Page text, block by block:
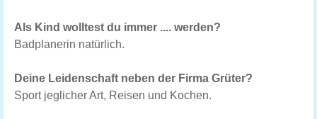
Als Kind wolltest du immer .... werden?
Badplanerin natürlich.
Deine Leidenschaft neben der Firma Grüter?
Sport jeglicher Art, Reisen und Kochen.